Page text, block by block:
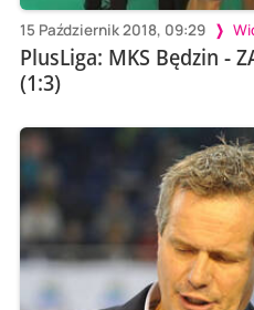
15 Październik 2018, 09:29
PlusLiga: MKS Będzin -
(1:3)